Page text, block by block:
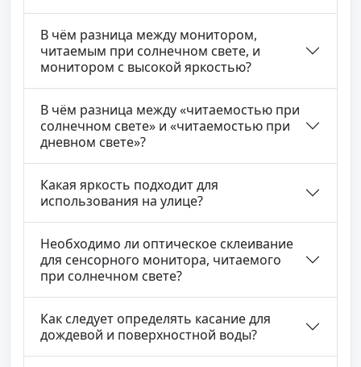
В чём разница между монитором,
читаемым при солнечном свете, и
монитором с высокой яркостью?
В чём разница между «читаемостью при
солнечном свете» и «читаемостью при
дневном свете»?
Какая яркость подходит для
использования на улице?
Необходимо ли оптическое склеивание
для сенсорного монитора, читаемого
при солнечном свете?
Как следует определять касание для
дождевой и поверхностной воды?